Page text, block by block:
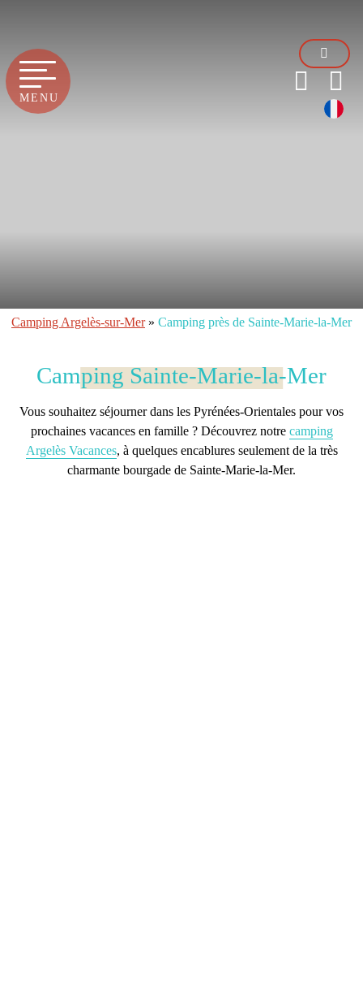
MENU
Camping Argelès-sur-Mer» Camping près de Sainte-Marie-la-Mer
Camping Sainte-Marie-la-Mer
Vous souhaitez séjourner dans les Pyrénées-Orientales pour vos
prochaines vacances en famille ? Découvrez notre camping
Argelès Vacances, à quelques encablures seulement de la très
charmante bourgade de Sainte-Marie-la-Mer.